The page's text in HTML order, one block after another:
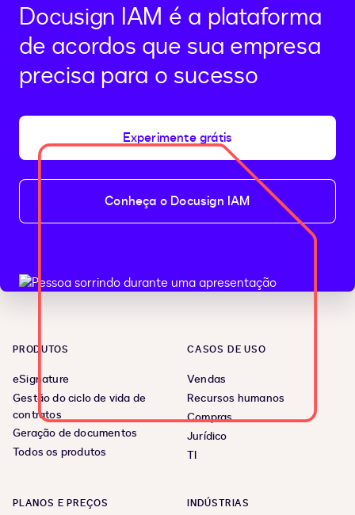
Docusign IAM é a plataforma
de acordos que sua empresa
precisa para o sucesso
Experimente grátis
Conheça o Docusign IAM
PRODUTOS
eSignature
Gestão do ciclo de vida de
contratos
Geração de documentos
Todos os produtos
CASOS DE USO
Vendas
Recursos humanos
Compras
Jurídico
TI
PLANOS E PREÇOS INDÚSTRIAS